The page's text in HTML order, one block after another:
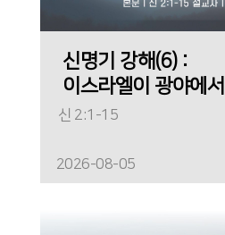
신명기 강해(6) :
이스라엘이 광야에서
보낸 해 1
신 2:1-15
2026-08-05